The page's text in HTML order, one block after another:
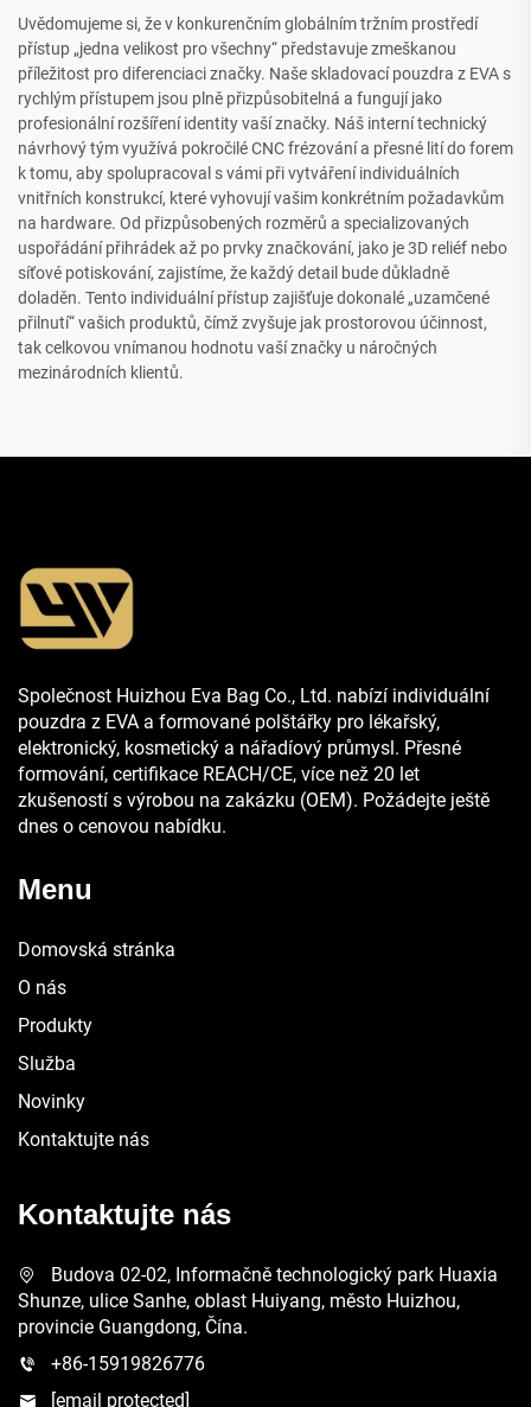
Uvědomujeme si, že v konkurenčním globálním tržním prostředí
přístup „jedna velikost pro všechny“ představuje zmeškanou
příležitost pro diferenciaci značky. Naše skladovací pouzdra z EVA s
rychlým přístupem jsou plně přizpůsobitelná a fungují jako
profesionální rozšíření identity vaší značky. Náš interní technický
návrhový tým využívá pokročilé CNC frézování a přesné lití do forem
k tomu, aby spolupracoval s vámi při vytváření individuálních
vnitřních konstrukcí, které vyhovují vašim konkrétním požadavkům
na hardware. Od přizpůsobených rozměrů a specializovaných
uspořádání přihrádek až po prvky značkování, jako je 3D reliéf nebo
síťové potiskování, zajistíme, že každý detail bude důkladně
doladěn. Tento individuální přístup zajišťuje dokonalé „uzamčené
přilnutí“ vašich produktů, čímž zvyšuje jak prostorovou účinnost,
tak celkovou vnímanou hodnotu vaší značky u náročných
mezinárodních klientů.
Společnost Huizhou Eva Bag Co., Ltd. nabízí individuální
pouzdra z EVA a formované polštářky pro lékařský,
elektronický, kosmetický a nářadíový průmysl. Přesné
formování, certifikace REACH/CE, více než 20 let
zkušeností s výrobou na zakázku (OEM). Požádejte ještě
dnes o cenovou nabídku.
Menu
Domovská stránka
O nás
Produkty
Služba
Novinky
Kontaktujte nás
Kontaktujte nás
Budova 02-02, Informačně technologický park Huaxia
Shunze, ulice Sanhe, oblast Huiyang, město Huizhou,
provincie Guangdong, Čína.
+86-15919826776
[email protected]